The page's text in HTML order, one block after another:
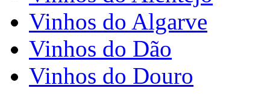
Vinhos do Algarve
Vinhos do Dão
Vinhos do Douro